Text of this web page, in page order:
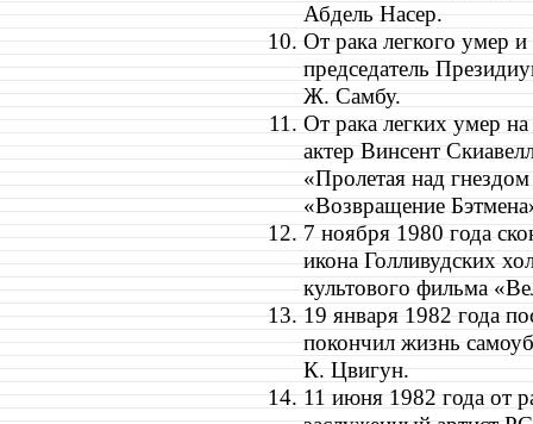
Абдель Насер.
От рака легкого умер
председатель
Ж. Самбу.
От рака легких умер
актер Винсент
«Пролетая над
«Возвращение
7 ноября 1980 года
икона Голливудских
культового фильма
19 января 1982 года
покончил жизнь
К. Цвигун.
11 июня 1982 года от